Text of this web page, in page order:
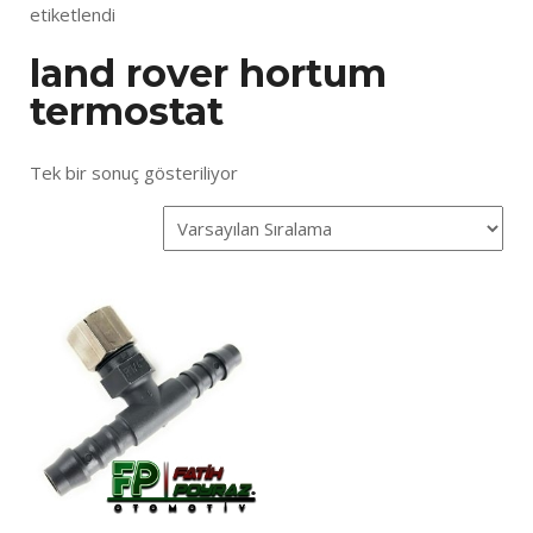
etiketlendi
land rover hortum
termostat
Tek bir sonuç gösteriliyor